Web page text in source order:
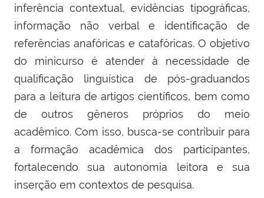
inferência contextual, evidências tipográficas,
informação não verbal e identificação de
referências anafóricas e catafóricas. O objetivo
do minicurso é atender à necessidade de
qualificação linguística de pós-graduandos
para a leitura de artigos científicos, bem como
de outros gêneros próprios do meio
acadêmico. Com isso, busca-se contribuir para
a formação acadêmica dos participantes,
fortalecendo sua autonomia leitora e sua
inserção em contextos de pesquisa.